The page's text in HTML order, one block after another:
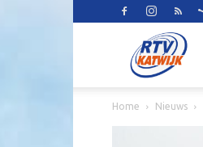
Home Nieuws